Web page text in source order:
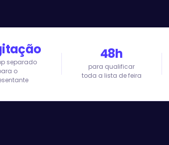
separado
o
48h
para qualificar
toda a lista de feira